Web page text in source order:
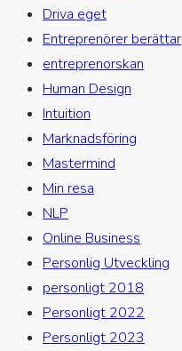
Driva eget
Entreprenörer berättar
entreprenorskan
Human Design
Intuition
Marknadsföring
Mastermind
Min resa
NLP
Online Business
Personlig Utveckling
personligt 2018
Personligt 2022
Personligt 2023